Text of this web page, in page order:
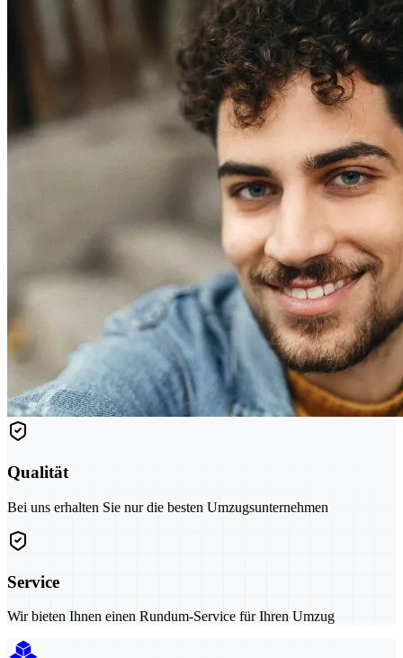
Qualität
Bei uns erhalten Sie nur die besten Umzugsunternehmen
Service
Wir bieten Ihnen einen Rundum-Service für Ihren Umzug